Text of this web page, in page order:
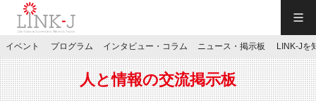
JP／EN
イベント プログラム インタビュー・コラム ニュース・掲示板 LINK-Jを
人と情報の交流掲示板